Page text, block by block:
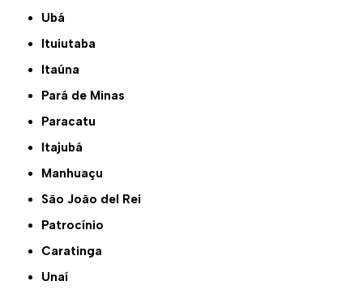
Ubá
Ituiutaba
Itaúna
Pará de Minas
Paracatu
Itajubá
Manhuaçu
São João del Rei
Patrocínio
Caratinga
Unaí